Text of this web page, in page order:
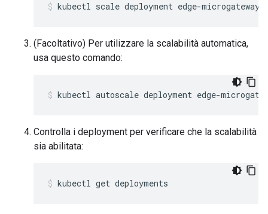
kubectl scale deployment edge-
(Facoltativo) Per utilizzare la scalabilità automatica,
usa questo comando:
kubectl autoscale deployment edge-
Controlla i deployment per verificare che la scalabilità
sia abilitata:
kubectl get deployments